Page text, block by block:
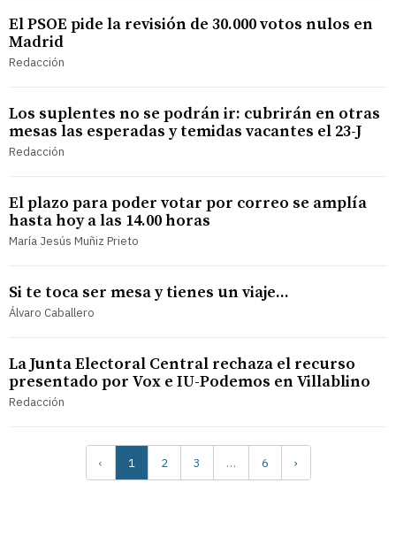
El PSOE pide la revisión de 30.000 votos nulos en
Madrid
Redacción
Los suplentes no se podrán ir: cubrirán en otras
mesas las esperadas y temidas vacantes el 23-J
Redacción
El plazo para poder votar por correo se amplía
hasta hoy a las 14.00 horas
María Jesús Muñiz Prieto
Si te toca ser mesa y tienes un viaje...
Álvaro Caballero
La Junta Electoral Central rechaza el recurso
presentado por Vox e IU-Podemos en Villablino
Redacción
‹ 1 2 3 … 6 ›